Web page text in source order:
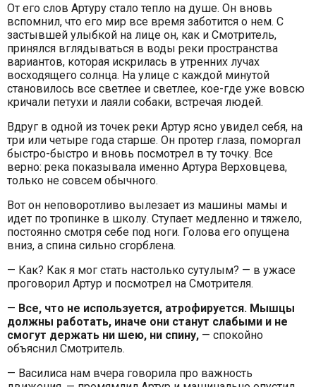
От его слов Артуру стало тепло на душе. Он вновь
вспомнил, что его мир все время заботится о нем. С
застывшей улыбкой на лице он, как и Смотритель,
принялся вглядываться в воды реки пространства
вариантов, которая искрилась в утренних лучах
восходящего солнца. На улице с каждой минутой
становилось все светлее и светлее, кое-где уже вовсю
кричали петухи и лаяли собаки, встречая людей.
Вдруг в одной из точек реки Артур ясно увидел себя, на
три или четыре года старше. Он протер глаза, поморгал
быстро-быстро и вновь посмотрел в ту точку. Все
верно: река показывала именно Артура Верховцева,
только не совсем обычного.
Вот он неповоротливо вылезает из машины мамы и
идет по тропинке в школу. Ступает медленно и тяжело,
постоянно смотря себе под ноги. Голова его опущена
вниз, а спина сильно сгорблена.
— Как? Как я мог стать настолько сутулым? — в ужасе
проговорил Артур и посмотрел на Смотрителя.
— Все, что не используется, атрофируется. Мышцы
должны работать, иначе они станут слабыми и не
смогут держать ни шею, ни спину, — спокойно
объяснил Смотритель.
— Василиса нам вчера говорила про важность